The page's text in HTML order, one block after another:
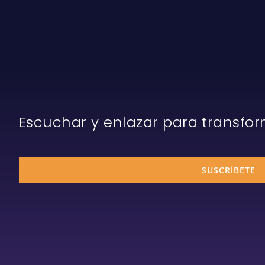
Escuchar y enlazar para
SUSCRÍBETE